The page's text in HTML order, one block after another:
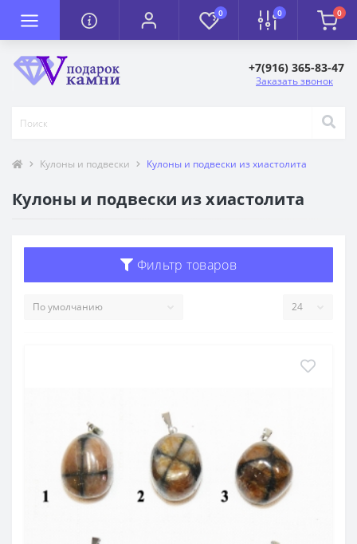
0 0 0
+7(916) 365-83-47
Заказать звонок
Кулоны и подвески Кулоны и подвески из хиастолита
Кулоны и подвески из хиастолита
Фильтр товаров